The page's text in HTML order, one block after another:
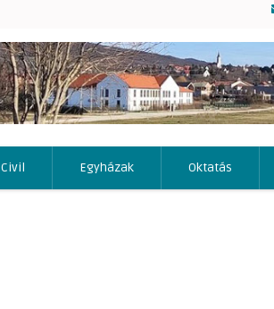
Civil Egyházak Oktatás